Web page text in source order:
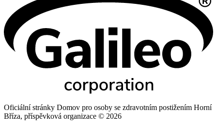
Oficiální stránky Domov pro osoby se zdravotním postižením Horní
Bříza, příspěvková organizace © 2026